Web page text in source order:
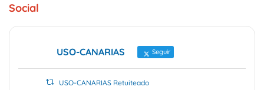
Social
USO-CANARIAS Seguir
USO-CANARIAS Retuiteado